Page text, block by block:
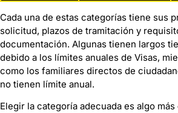
Cada una de estas categorías tiene sus
solicitud, plazos de tramitación y
documentación. Algunas tienen largos
debido a los límites anuales de Visas,
como los familiares directos de
no tienen límite anual.
Elegir la categoría adecuada es algo